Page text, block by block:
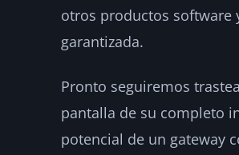
otros productos software
garantizada.
Pronto seguiremos
pantalla de su completo
potencial de un gateway